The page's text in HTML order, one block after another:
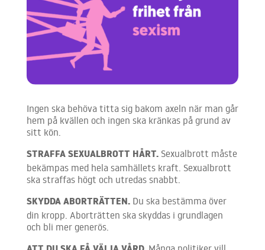
Ingen ska behöva titta sig bakom axeln när man går
hem på kvällen och ingen ska kränkas på grund av
sitt kön.
STRAFFA SEXUALBROTT HÅRT.Sexualbrott måste
bekämpas med hela samhällets kraft. Sexualbrott
ska straffas högt och utredas snabbt.
SKYDDA ABORTRÄTTEN.Du ska bestämma över
din kropp. Aborträtten ska skyddas i grundlagen
och bli mer generös.